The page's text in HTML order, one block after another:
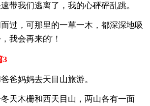
带我们逃离了，我的心砰砰乱跳。
过，可那里的一草一木，都深深地吸
我会再来的'！
3
爸妈妈去天目山旅游。
天木栅和西天目山，两山各有一面